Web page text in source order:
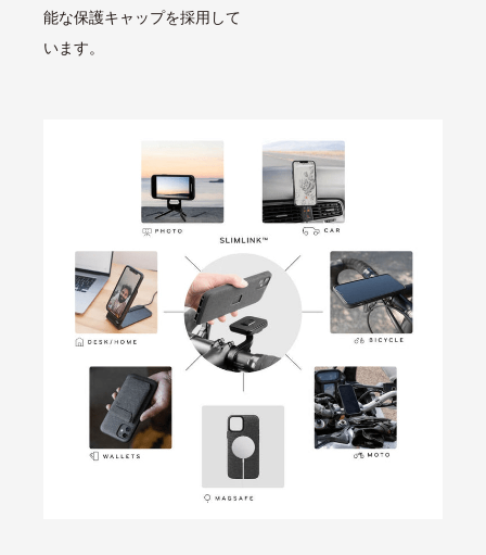
能な保護キャップを採用して
います。